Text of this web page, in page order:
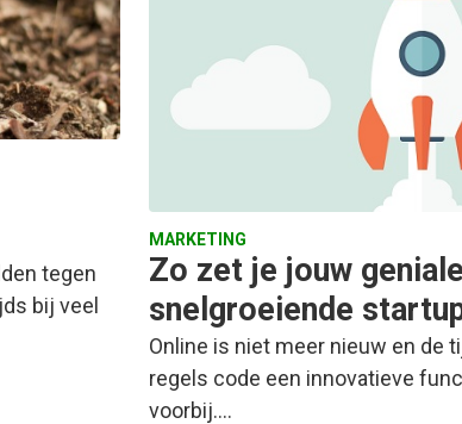
tegen
bij veel
MARKETING
Zo zet je jouw
snelgroeiende
Online is niet meer nieuw en de
regels code een innovatieve
voorbij.…